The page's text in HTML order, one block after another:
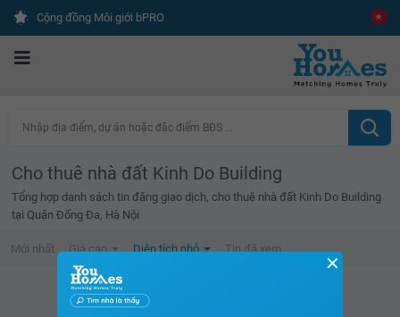
Cộng đồng Môi giới bPRO
Nhập địa điểm, dự án hoặc đặc điểm BĐS ...
Cho thuê nhà đất Kinh Do Building
Tổng hợp danh sách tin đăng giao dịch, cho thuê nhà đất Kinh Do Building
tại Quận Đống Đa, Hà Nội
Mới nhất Giá cao Diện tích nhỏ Tin đã xem
Không tìm thấy tin bất động sản nào
✕